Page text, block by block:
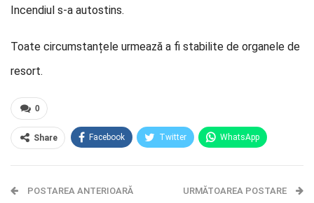
Incendiul s-a autostins.
Toate circumstanțele urmează a fi stabilite de organele de
resort.
0
Share Facebook Twitter WhatsApp
Telegram OK.ru
POSTAREA ANTERIOARĂ URMĂTOAREA POSTARE